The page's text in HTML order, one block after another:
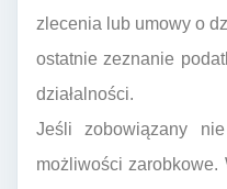
zlecenia lub umowy o
ostatnie zeznanie
działalności.
Jeśli zobowiązany
możliwości zarobkowe.